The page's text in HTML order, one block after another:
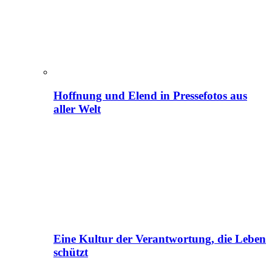
Hoffnung und Elend in Pressefotos aus
aller Welt
Eine Kultur der Verantwortung, die Leben
schützt